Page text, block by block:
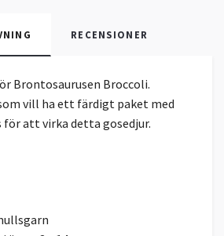
RECENSIONER
Brontosaurusen Broccoli.
vill ha ett färdigt paket med
att virka detta gosedjur.